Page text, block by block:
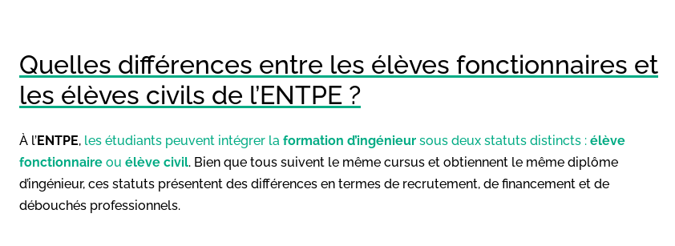
Quelles différences entre les élèves fonctionnaires et
les élèves civils de l’ENTPE ?
À l’ENTPE, les étudiants peuvent intégrer la formation d’ingénieur sous deux statuts distincts : élève
fonctionnaire ou élève civil. Bien que tous suivent le même cursus et obtiennent le même diplôme
d’ingénieur, ces statuts présentent des différences en termes de recrutement, de financement et de
débouchés professionnels.